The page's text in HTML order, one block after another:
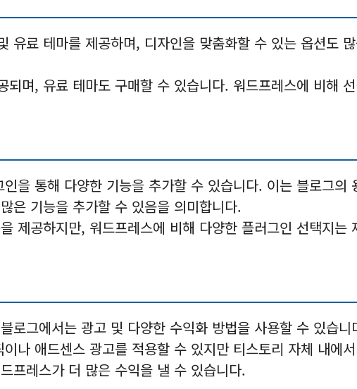
유료 테마를 제공하며, 디자인을 맞춤화할 수 있는 옵션도
되며, 유료 테마도 구매할 수 있습니다. 워드프레스에 비해
을 통해 다양한 기능을 추가할 수 있습니다. 이는 블로그의
은 기능을 추가할 수 있음을 의미합니다.
제공하지만, 워드프레스에 비해 다양한 플러그인 선택지는
로그에서는 광고 및 다양한 수익화 방법을 사용할 수 있습니
나 애드센스 광고를 적용할 수 있지만 티스토리 자체 내에
프레스가 더 많은 수익을 낼 수 있습니다.